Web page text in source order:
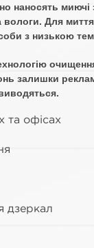
наносять
Для
з низькою
залишки
та офісах
дзеркал